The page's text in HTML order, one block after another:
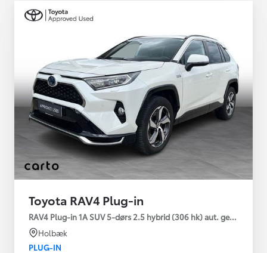
Toyota RAV4 Plug-in
RAV4 Plug-in 1A SUV 5-dørs 2.5 hybrid (306 hk) aut. gear AWD-i
Holbæk
PLUG-IN